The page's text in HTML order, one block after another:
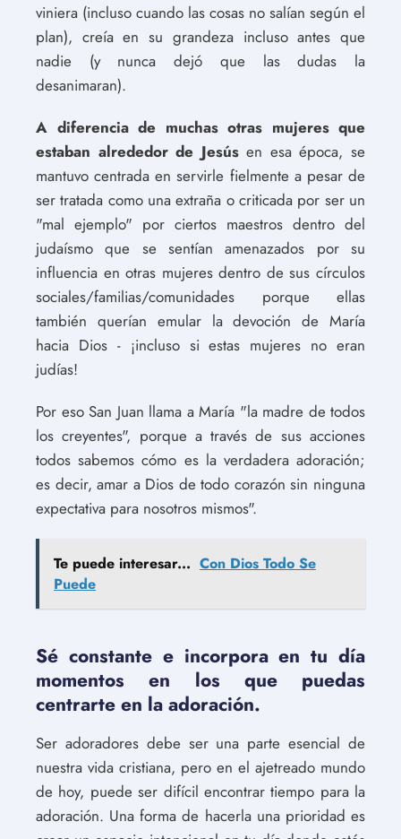
viniera (incluso cuando las cosas no salían según el
plan), creía en su grandeza incluso antes que
nadie (y nunca dejó que las dudas la
desanimaran).
A diferencia de muchas otras mujeres que
estaban alrededor de Jesúsen esa época, se
mantuvo centrada en servirle fielmente a pesar de
ser tratada como una extraña o criticada por ser un
"mal ejemplo" por ciertos maestros dentro del
judaísmo que se sentían amenazados por su
influencia en otras mujeres dentro de sus círculos
sociales/familias/comunidades porque ellas
también querían emular la devoción de María
hacia Dios - ¡incluso si estas mujeres no eran
judías!
Por eso San Juan llama a María "la madre de todos
los creyentes", porque a través de sus acciones
todos sabemos cómo es la verdadera adoración;
es decir, amar a Dios de todo corazón sin ninguna
expectativa para nosotros mismos".
Te puede interesar... Con Dios Todo Se
Puede
Sé constante e incorpora en tu día
momentos en los que puedas
centrarte en la adoración.
Ser adoradores debe ser una parte esencial de
nuestra vida cristiana, pero en el ajetreado mundo
de hoy, puede ser difícil encontrar tiempo para la
adoración. Una forma de hacerla una prioridad es